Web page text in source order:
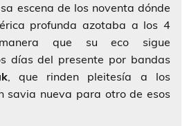
escena de los noventa dónde
profunda azotaba a los 4
que su eco sigue
días del presente por bandas
, que rinden pleitesía a los
savia nueva para otro de esos